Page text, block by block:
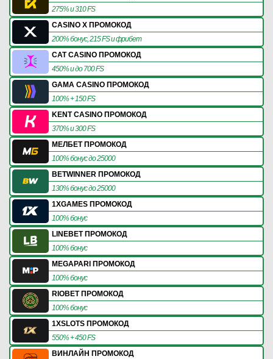
275% и 310 FS
CASINO X ПРОМОКОД
200% бонус, 215 FS и фрибет
CAT CASINO ПРОМОКОД
450% и до 700 FS
GAMA CASINO ПРОМОКОД
100% + 150 FS
KENT CASINO ПРОМОКОД
370% и 300 FS
МЕЛБЕТ ПРОМОКОД
100% бонус до 25000
BETWINNER ПРОМОКОД
130% бонус до 25000
1XGAMES ПРОМОКОД
100% бонус
LINEBET ПРОМОКОД
100% бонус
MEGAPARI ПРОМОКОД
100% бонус
RIOBET ПРОМОКОД
100% бонус
1XSLOTS ПРОМОКОД
550% + 450 FS
ВИНЛАЙН ПРОМОКОД